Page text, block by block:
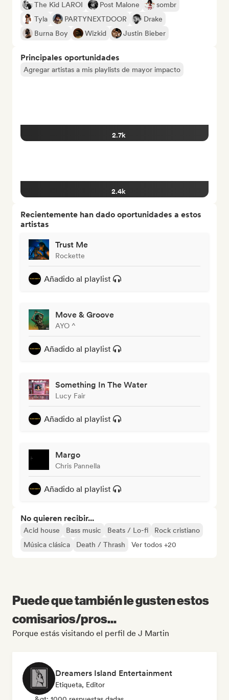
The Kid LAROI Post Malone
sombr
Tyla
PARTYNEXTDOOR
Drake
Burna Boy
Wizkid Justin Bieber
Principales oportunidades
Agregar artistas a mis playlists de mayor impacto
2.7k
2.4k
Recientemente han dado oportunidades a estos
artistas
Trust Me
Rockette
Añadido al playlist
Move & Groove
AYO ^
Añadido al playlist
Something In The Water
Lucy Fair
Añadido al playlist
Margo
Chris Pannella
Añadido al playlist
No quieren recibir...
Acid house Bass music Beats / Lo-fi
Rock cristiano
Música clásica
Death / Thrash Ver todos +20
Puede que también le gusten estos
comisarios/pros...
Porque estás visitando el perfil de J Martin
Dreamers Island Entertainment
Etiqueta, Editor